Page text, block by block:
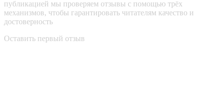
публикацией мы проверяем отзывы с помощью трёх
механизмов, чтобы гарантировать читателям качество и
достоверность
Оставить первый отзыв